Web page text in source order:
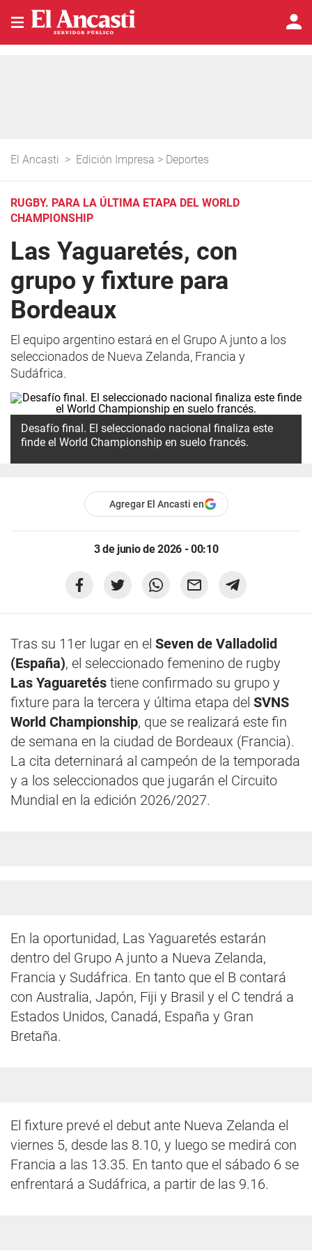
El Ancasti > Edición Impresa > Deportes
RUGBY. PARA LA ÚLTIMA ETAPA DEL WORLD
CHAMPIONSHIP
Las Yaguaretés, con
grupo y fixture para
Bordeaux
El equipo argentino estará en el Grupo A junto a los
seleccionados de Nueva Zelanda, Francia y
Sudáfrica.
Desafío final. El seleccionado nacional finaliza este
finde el World Championship en suelo francés.
Agregar El Ancasti en
3 de junio de 2026 - 00:10
Tras su 11er lugar en el Seven de Valladolid
(España), el seleccionado femenino de rugby
Las Yaguaretés tiene confirmado su grupo y
fixture para la tercera y última etapa del SVNS
World Championship, que se realizará este fin
de semana en la ciudad de Bordeaux (Francia).
La cita deterninará al campeón de la temporada
y a los seleccionados que jugarán el Circuito
Mundial en la edición 2026/2027.
En la oportunidad, Las Yaguaretés estarán
dentro del Grupo A junto a Nueva Zelanda,
Francia y Sudáfrica. En tanto que el B contará
con Australia, Japón, Fiji y Brasil y el C tendrá a
Estados Unidos, Canadá, España y Gran
Bretaña.
El fixture prevé el debut ante Nueva Zelanda el
viernes 5, desde las 8.10, y luego se medirá con
Francia a las 13.35. En tanto que el sábado 6 se
enfrentará a Sudáfrica, a partir de las 9.16.